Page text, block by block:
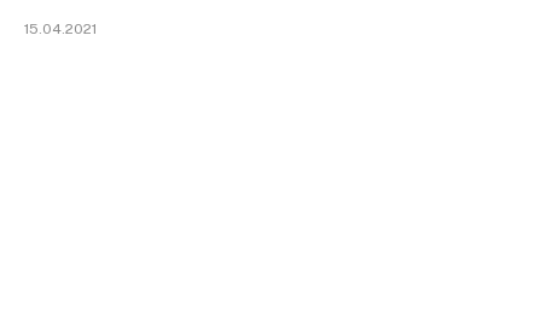
15.04.2021